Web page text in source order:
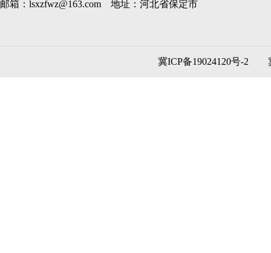
邮箱：lsxzfwz@163.com 地址：河北省保定市
冀ICP备19024120号-2